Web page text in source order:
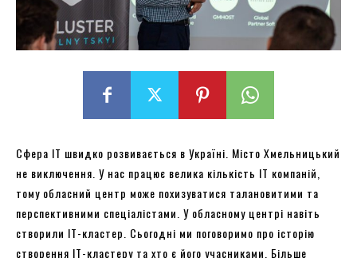
Сфера ІТ швидко розвивається в Україні. Місто Хмельницький
не виключення. У нас працює велика кількість ІТ компаній,
тому обласний центр може похизуватися талановитими та
перспективними спеціалістами. У обласному центрі навіть
створили ІТ-кластер. Сьогодні ми поговоримо про історію
створення ІТ-кластеру та хто є його учасниками. Більше